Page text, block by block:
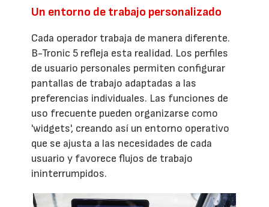
Un entorno de trabajo personalizado
Cada operador trabaja de manera diferente.
B-Tronic 5 refleja esta realidad. Los perfiles
de usuario personales permiten configurar
pantallas de trabajo adaptadas a las
preferencias individuales. Las funciones de
uso frecuente pueden organizarse como
'widgets', creando así un entorno operativo
que se ajusta a las necesidades de cada
usuario y favorece flujos de trabajo
ininterrumpidos.